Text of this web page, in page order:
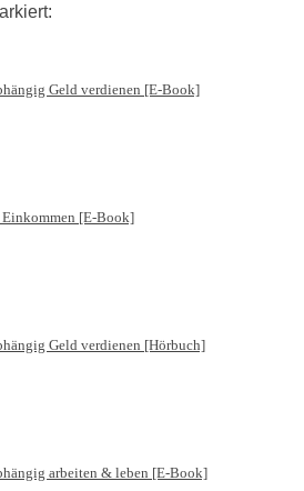
Geld verdienen [E-Book]
Einkommen [E-Book]
Geld verdienen [Hörbuch]
arbeiten & leben [E-Book]